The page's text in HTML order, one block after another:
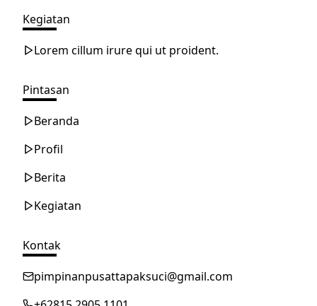
Kegiatan
Lorem cillum irure qui ut proident.
Pintasan
Beranda
Profil
Berita
Kegiatan
Kontak
pimpinanpusattapaksuci@gmail.com